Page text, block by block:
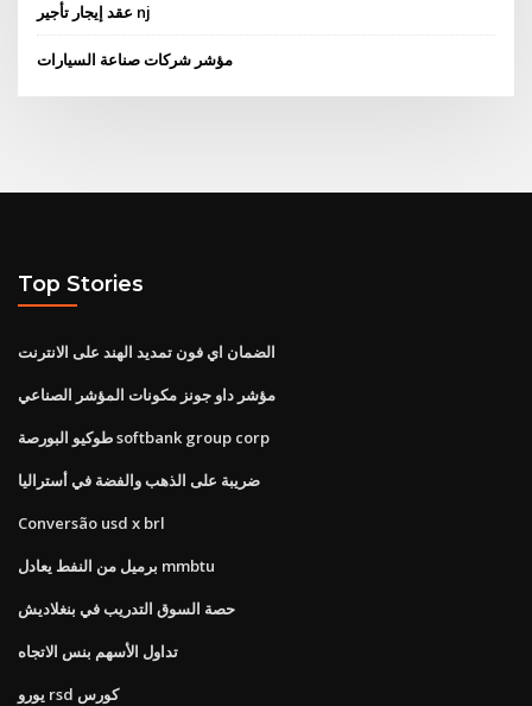
عقد إيجار تأجير nj
مؤشر شركات صناعة السيارات
Top Stories
الضمان اي فون تمديد الهند على الانترنت
مؤشر داو جونز مكونات المؤشر الصناعي
طوكيو البورصة softbank group corp
ضريبة على الذهب والفضة في أستراليا
Conversão usd x brl
برميل من النفط يعادل mmbtu
حصة السوق التدريب في بنغلاديش
تداول الأسهم بنس الاتجاه
يورو rsd كورس